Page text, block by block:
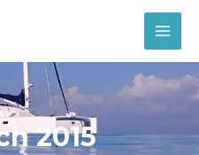
2015